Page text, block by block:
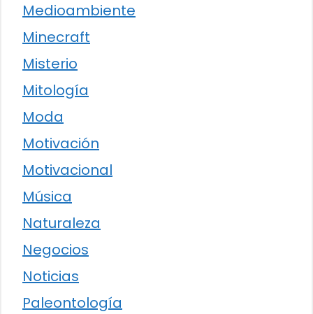
Medioambiente
Minecraft
Misterio
Mitología
Moda
Motivación
Motivacional
Música
Naturaleza
Negocios
Noticias
Paleontología